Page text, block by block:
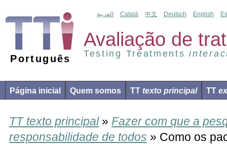
Português
Avaliação de
Testing Treatments
العربية Català 中文 Deutsch English
Página inicial Quem somos TT texto principal TT
TT texto principal» Fazer com que a
responsabilidade de todos » Como os